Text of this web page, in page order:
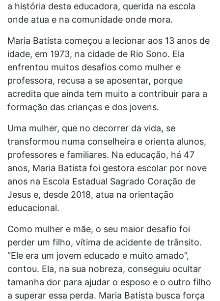
a história desta educadora, querida na escola
onde atua e na comunidade onde mora.
Maria Batista começou a lecionar aos 13 anos de
idade, em 1973, na cidade de Rio Sono. Ela
enfrentou muitos desafios como mulher e
professora, recusa a se aposentar, porque
acredita que ainda tem muito a contribuir para a
formação das crianças e dos jovens.
Uma mulher, que no decorrer da vida, se
transformou numa conselheira e orienta alunos,
professores e familiares. Na educação, há 47
anos, Maria Batista foi gestora escolar por nove
anos na Escola Estadual Sagrado Coração de
Jesus e, desde 2018, atua na orientação
educacional.
Como mulher e mãe, o seu maior desafio foi
perder um filho, vítima de acidente de trânsito.
“Ele era um jovem educado e muito amado”,
contou. Ela, na sua nobreza, conseguiu ocultar
tamanha dor para ajudar o esposo e o outro filho
a superar essa perda. Maria Batista busca força